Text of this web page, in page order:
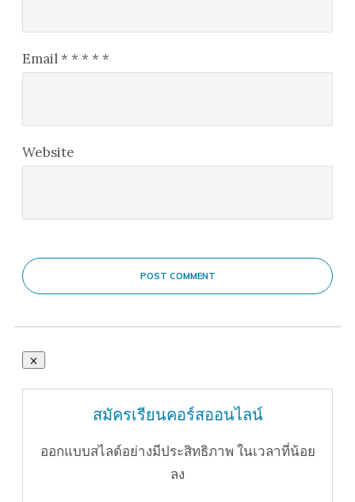
Email* * * * *
Website
POST COMMENT
สมัครเรียนคอร์สออนไลน์
ออกแบบสไลด์อย่างมีประสิทธิภาพ ในเวลาที่น้อย
ลง